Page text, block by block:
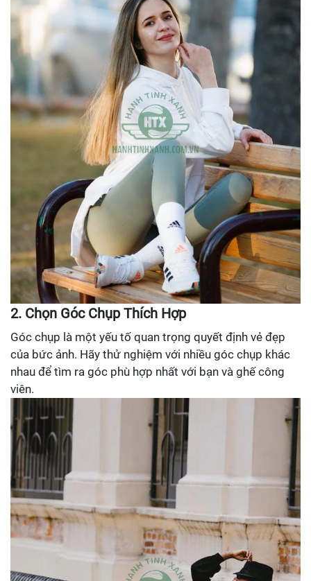
2. Chọn Góc Chụp Thích Hợp
Góc chụp là một yếu tố quan trọng quyết định vẻ đẹp
của bức ảnh. Hãy thử nghiệm với nhiều góc chụp khác
nhau để tìm ra góc phù hợp nhất với bạn và ghế công
viên.